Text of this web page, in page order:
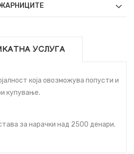
УСЛУГА
која овозможува попусти и
купување.
за нарачки над 2500 денари.